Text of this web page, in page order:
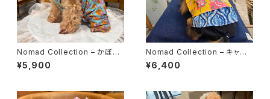
Nomad Collection – かぼち
ゃパンツ ( 3カラー )
¥5,900
Nomad Collection – キャミ
ワンピ
¥6,400